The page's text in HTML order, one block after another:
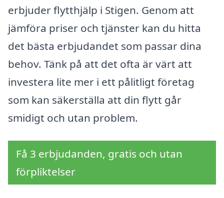
erbjuder flytthjälp i Stigen. Genom att
jämföra priser och tjänster kan du hitta
det bästa erbjudandet som passar dina
behov. Tänk på att det ofta är värt att
investera lite mer i ett pålitligt företag
som kan säkerställa att din flytt går
smidigt och utan problem.
Få 3 erbjudanden, gratis och utan
förpliktelser